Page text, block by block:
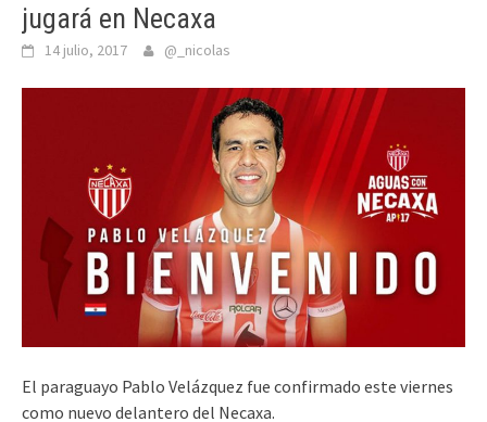
jugará en Necaxa
14 julio, 2017 @_nicolas
El paraguayo Pablo Velázquez fue confirmado este viernes
como nuevo delantero del Necaxa.